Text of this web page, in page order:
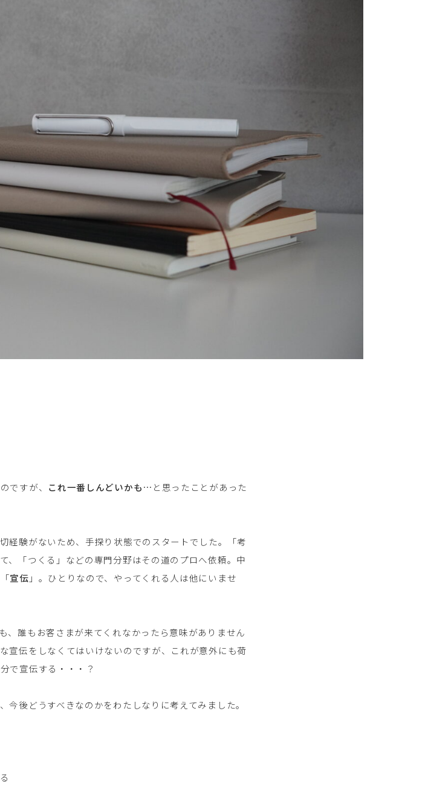
ですが、 これ一番しんどいかも…と思ったことがあった
経験がないため、手探り状態でのスタートでした。「考
、「つくる」などの専門分野はその道のプロへ依頼。中
宣伝 」。ひとりなので、やってくれる人は他にいませ
、誰もお客さまが来てくれなかったら意味がありません
宣伝をしなくてはいけないのですが、これが意外にも荷
で宣伝する・・・？
後どうすべきなのかをわたしなりに考えてみました。